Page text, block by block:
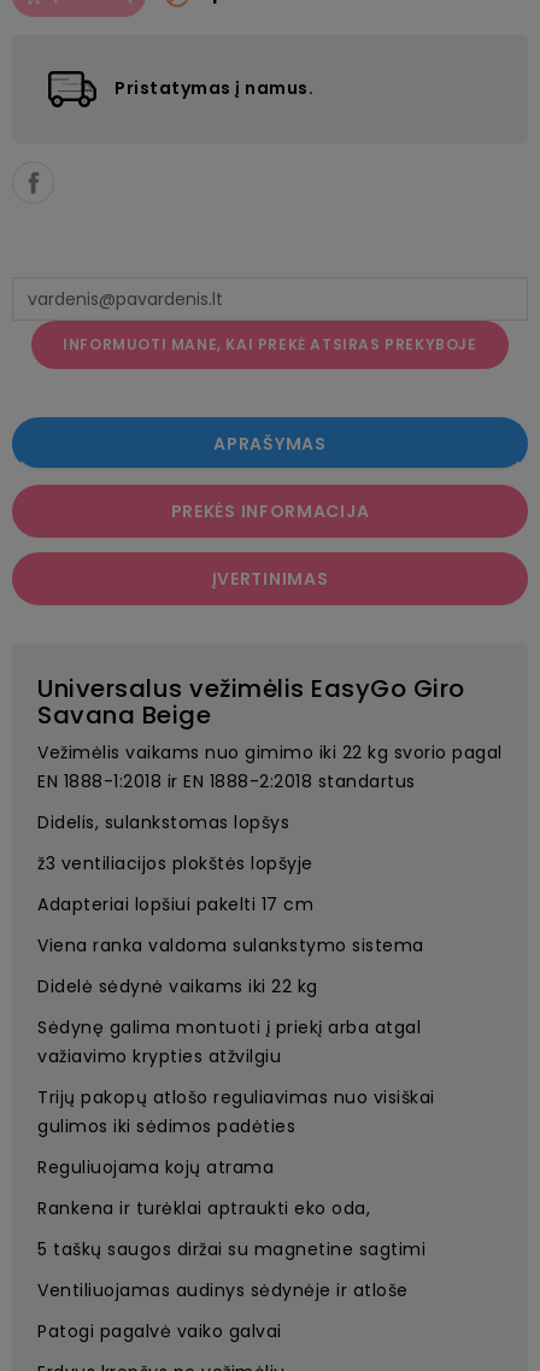
INFORMUOTI MANE, KAI PREKĖ ATSIRAS PREKYBOJE
Pristatymas į namus.
APRAŠYMAS
PREKĖS INFORMACIJA
ĮVERTINIMAS
Universalus vežimėlis EasyGo Giro
Savana Beige
Vežimėlis vaikams nuo gimimo iki 22 kg svorio pagal
EN 1888-1:2018 ir EN 1888-2:2018 standartus
Didelis, sulankstomas lopšys
ž3 ventiliacijos plokštės lopšyje
Adapteriai lopšiui pakelti 17 cm
Viena ranka valdoma sulankstymo sistema
Didelė sėdynė vaikams iki 22 kg
Sėdynę galima montuoti į priekį arba atgal
važiavimo krypties atžvilgiu
Trijų pakopų atlošo reguliavimas nuo visiškai
gulimos iki sėdimos padėties
Reguliuojama kojų atrama
Rankena ir turėklai aptraukti eko oda,
5 taškų saugos diržai su magnetine sagtimi
Ventiliuojamas audinys sėdynėje ir atloše
Patogi pagalvė vaiko galvai